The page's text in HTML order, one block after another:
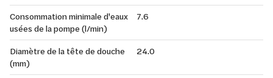
Consommation minimale d'eaux
usées de la pompe (l/min)
7.6
Diamètre de la tête de douche
(mm)
24.0